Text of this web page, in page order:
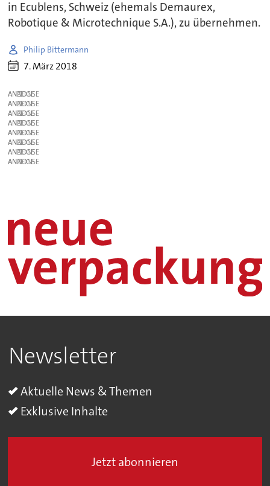
in Ecublens, Schweiz (ehemals Demaurex,
Robotique & Microtechnique S.A.), zu übernehmen.
Philip Bittermann
7. März 2018
ANZEIGE
ANZEIGE
ANZEIGE
ANZEIGE
ANZEIGE
ANZEIGE
ANZEIGE
ANZEIGE
Newsletter
Aktuelle News & Themen
Exklusive Inhalte
Jetzt abonnieren